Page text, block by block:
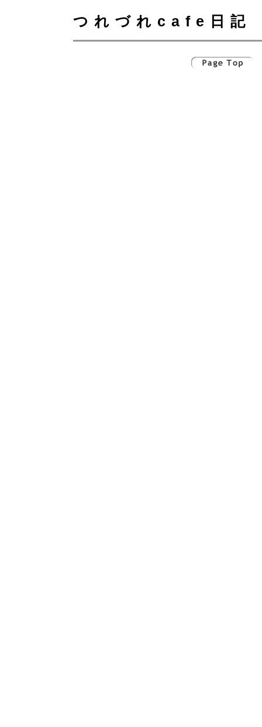
つれづれcafe日記